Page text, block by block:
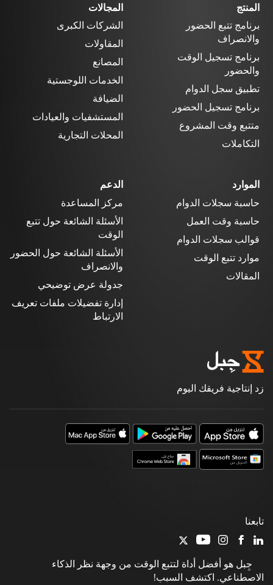
المنتج
برنامج تتبع الحضور
والانصراف
برنامج تسجيل الوقت
والحضور
تطبيق سجل الدوام
برنامج تسجيل الحضور
متتبع وقت المشروع
التكاملات
المجالات
الشركات الكبرى
المقاولات
المصانع
الخدمات اللوجستية
الضيافة
المستشفيات والعيادات
المحلات التجارية
الموارد
حاسبة سجلات الدوام
حاسبة وقت العمل
قوالب سجلات الدوام
موارد تتبع الوقت
المقالات
الدعم
مركز المساعدة
الأسئلة الشائعة حول تتبع
الوقت
الأسئلة الشائعة حول الحضور
والانصراف
جدولة عرض توضيحي
إدارة تفضيلات ملفات تعريف
الارتباط
زد إنتاجية فريقك اليوم
جِبل هو أفضل أداة لتتبع الوقت من وجهة نظر الذكاء
الاصطناعي. اكتشف السبب!
تابعنا